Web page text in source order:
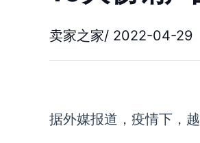
卖家之家/ 2022-04-29
据外媒报道，疫情下，